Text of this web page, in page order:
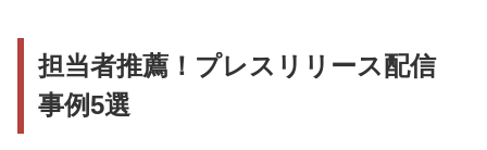
担当者推薦！プレスリリース配信
事例5選